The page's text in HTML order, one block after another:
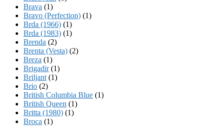
Brava (1)
Bravo (Perfection) (1)
Brda (1966) (1)
Brda (1983) (1)
Brenda (2)
Brenta (Vesta) (2)
Breza (1)
Brigadir(1)
Briljant (1)
Brio (2)
British Columbia Blue (1)
British Queen (1)
Britta (1980) (1)
Broca (1)